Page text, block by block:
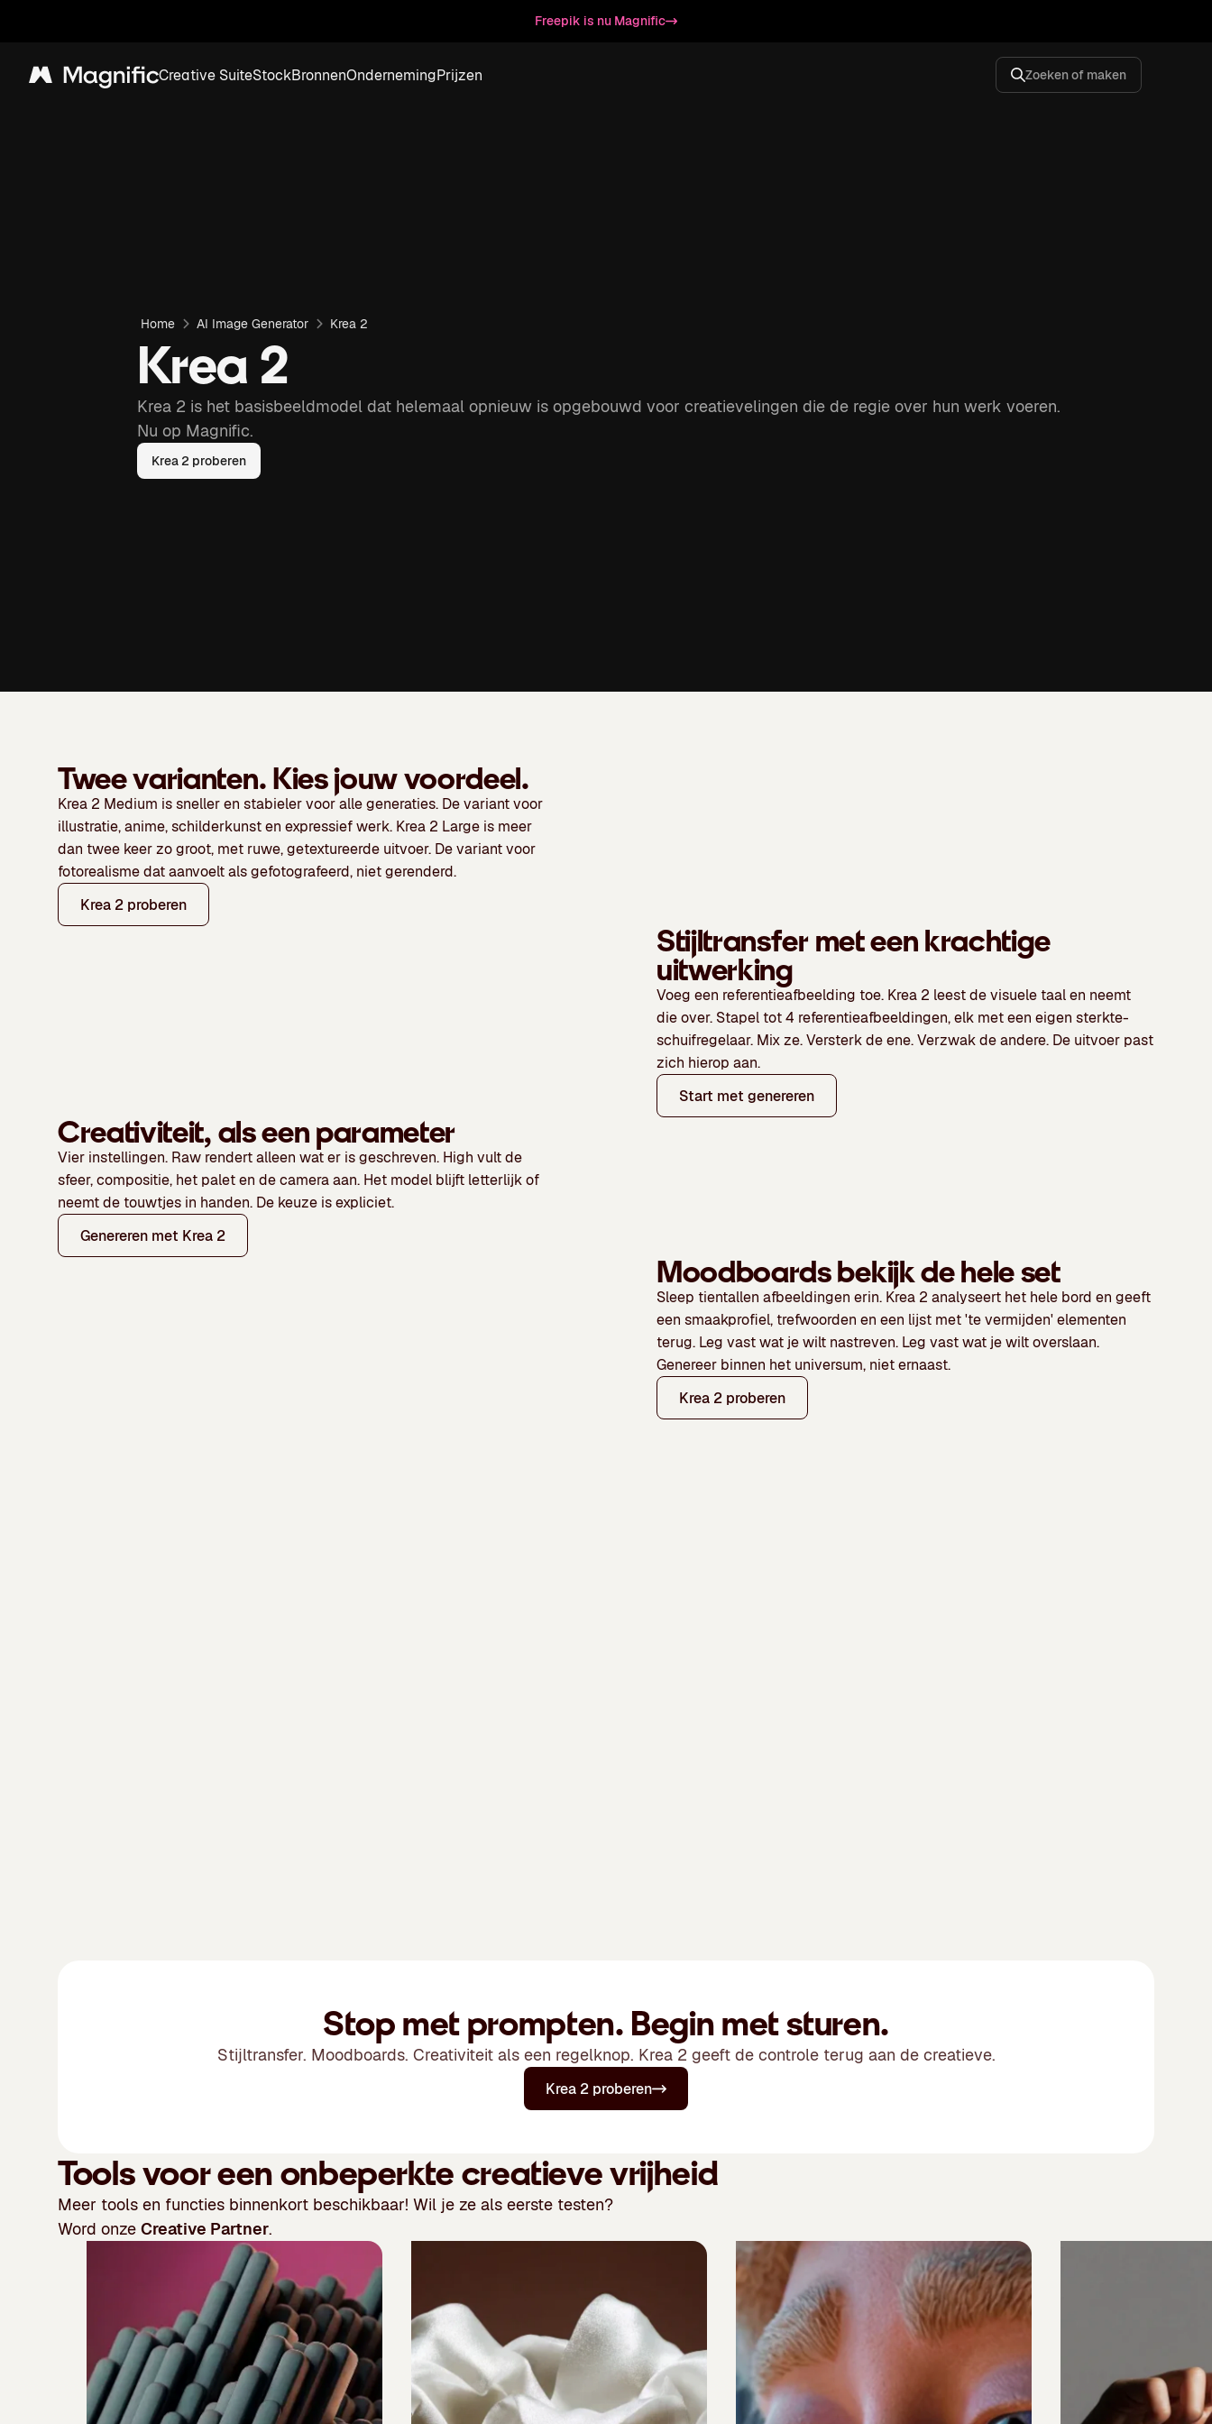
Freepik is nu Magnific
Magnific Creative SuiteStockBronnenOndernemingPrijzen Zoeken of maken
Home AI Image Generator Krea 2
Krea 2
Krea 2 is het basisbeeldmodel dat helemaal opnieuw is opgebouwd voor creatievelingen die de regie over hun werk voeren.
Nu op Magnific.
Krea 2 proberen
Twee varianten. Kies jouw voordeel.
Krea 2 Medium is sneller en stabieler voor alle generaties. De variant voor
illustratie, anime, schilderkunst en expressief werk. Krea 2 Large is meer
dan twee keer zo groot, met ruwe, getextureerde uitvoer. De variant voor
fotorealisme dat aanvoelt als gefotografeerd, niet gerenderd.
Krea 2 proberen
Stijltransfer met een krachtige
uitwerking
Voeg een referentieafbeelding toe. Krea 2 leest de visuele taal en neemt
die over. Stapel tot 4 referentieafbeeldingen, elk met een eigen sterkte-
schuifregelaar. Mix ze. Versterk de ene. Verzwak de andere. De uitvoer past
zich hierop aan.
Start met genereren
Creativiteit, als een parameter
Vier instellingen. Raw rendert alleen wat er is geschreven. High vult de
sfeer, compositie, het palet en de camera aan. Het model blijft letterlijk of
neemt de touwtjes in handen. De keuze is expliciet.
Genereren met Krea 2
Moodboards bekijk de hele set
Sleep tientallen afbeeldingen erin. Krea 2 analyseert het hele bord en geeft
een smaakprofiel,trefwoorden en een lijst met 'te vermijden' elementen
terug. Leg vast wat je wilt nastreven. Leg vast wat je wilt overslaan.
Genereer binnen het universum, niet ernaast.
Krea 2 proberen
Stop met prompten. Begin met sturen.
Stijltransfer. Moodboards. Creativiteit als een regelknop. Krea 2 geeft de controle terug aan de creatieve.
Krea 2 proberen
Tools voor een onbeperkte creatieve vrijheid
Meer tools en functies binnenkort beschikbaar! Wil je ze als eerste testen?
Word onze Creative Partner.